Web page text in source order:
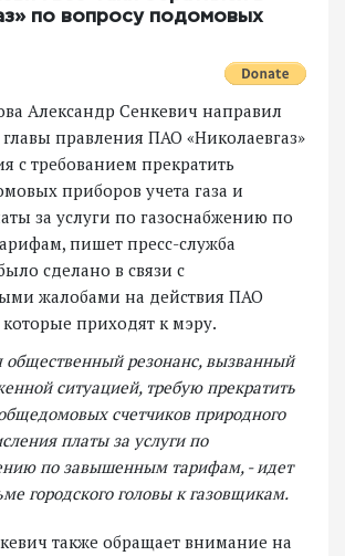
по вопросу подомовых
Александр Сенкевич направил
правления ПАО «Николаевгаз»
с требованием прекратить
приборов учета газа и
за услуги по газоснабжению по
пишет пресс-служба
сделано в связи с
жалобами на действия ПАО
которые приходят к мэру.
общественный резонанс, вызванный
ситуацией, требую прекратить
счетчиков природного
платы за услуги по
по завышенным тарифам, - идет
городского головы к газовщикам.
также обращает внимание на